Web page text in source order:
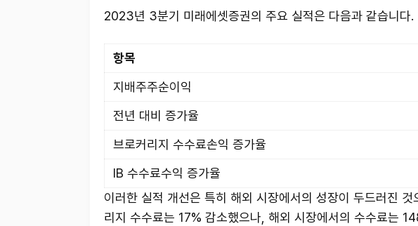
2023년 3분기 미래에셋증권의 주요 실적은 다음과 같습니다.
항목
지배주주순이익
전년 대비 증가율
브로커리지 수수료손익 증가율
IB 수수료수익 증가율
이러한 실적 개선은 특히 해외 시장에서의 성장이 두드러진
리지 수수료는 17% 감소했으나, 해외 시장에서의 수수료는